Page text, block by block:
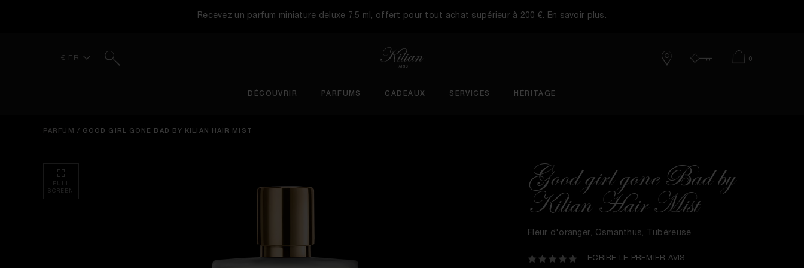
Recevez un parfum miniature deluxe 7,5 ml, offert pour tout achat supérieur à 200 €. En savoir plus.
0
€ FR Rechercher
DÉCOUVRIR PARFUMS CADEAUX SERVICES HÉRITAGE
PARFUM / GOOD GIRL GONE BAD BY KILIAN HAIR MIST
FULL
SCREEN
Good girl gone Bad by
Kilian Hair Mist
Fleur d'oranger, Osmanthus, Tubéreuse
ECRIRE LE PREMIER AVIS